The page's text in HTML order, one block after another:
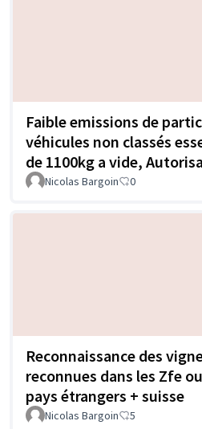
Faible emissions de
véhicules non classés
de 1100kg a vide,
Nicolas Bargoin 0
Reconnaissance des
reconnues dans les Zfe
pays étrangers + suisse
Nicolas Bargoin 5